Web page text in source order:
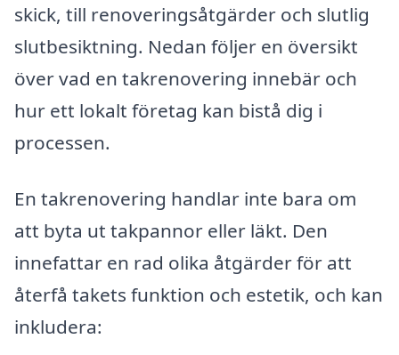
skick, till renoveringsåtgärder och slutlig
slutbesiktning. Nedan följer en översikt
över vad en takrenovering innebär och
hur ett lokalt företag kan bistå dig i
processen.
En takrenovering handlar inte bara om
att byta ut takpannor eller läkt. Den
innefattar en rad olika åtgärder för att
återfå takets funktion och estetik, och kan
inkludera: